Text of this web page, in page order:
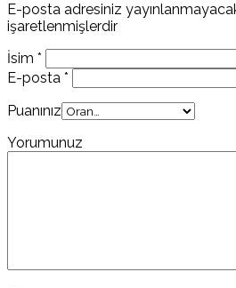
E-posta adresiniz
işaretlenmişlerdir
İsim *
E-posta *
Puanınız
Yorumunuz